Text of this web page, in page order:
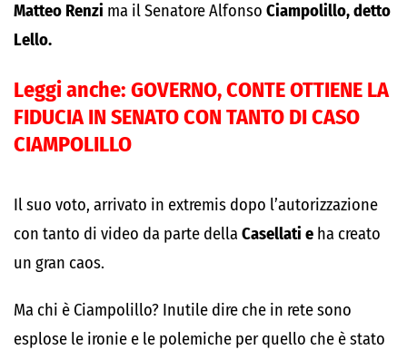
Matteo Renzi ma il Senatore Alfonso Ciampolillo, detto
Lello.
Leggi anche: GOVERNO, CONTE OTTIENE LA
FIDUCIA IN SENATO CON TANTO DI CASO
CIAMPOLILLO
Il suo voto, arrivato in extremis dopo l’autorizzazione
con tanto di video da parte della Casellati e ha creato
un gran caos.
Ma chi è Ciampolillo? Inutile dire che in rete sono
esplose le ironie e le polemiche per quello che è stato